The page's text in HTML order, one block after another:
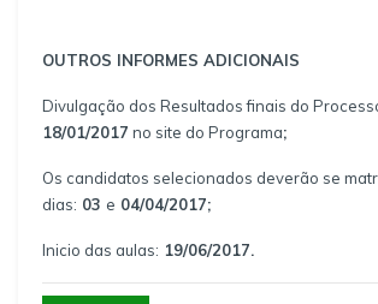
OUTROS INFORMES ADICIONAIS
Divulgação dos Resultados finais do
18/01/2017 no site do Programa;
Os candidatos selecionados deverão se
dias: 03 e 04/04/2017;
Inicio das aulas: 19/06/2017.